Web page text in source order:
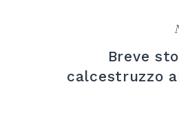
Breve
calcestruzzo